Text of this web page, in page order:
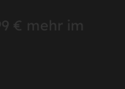
€ mehr im